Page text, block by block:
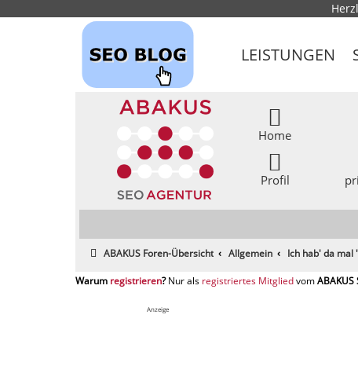
LEISTUNGEN
Home
Profil
ABAKUS Foren-Übersicht Allgemein Ich hab' da mal
registrieren registriertes Mitglied
Anzeige